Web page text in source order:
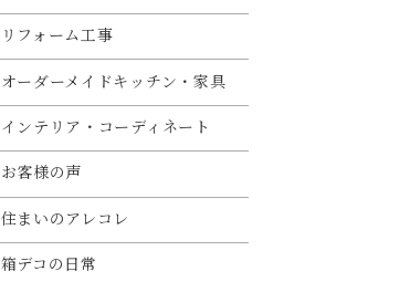
リフォーム工事
オーダーメイドキッチン・家具
インテリア・コーディネート
お客様の声
住まいのアレコレ
箱デコの日常